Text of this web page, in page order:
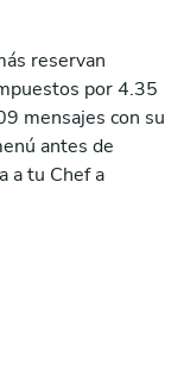
reservan
por 4.35
mensajes con su
antes de
a tu Chef a